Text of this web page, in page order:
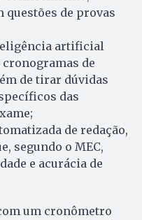
de provas
artificial
de
de tirar dúvidas
das
de redação,
segundo o MEC,
e acurácia de
um cronômetro